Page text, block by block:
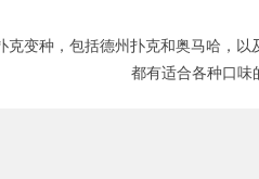
克变种，包括德州扑克和奥马哈，
都有适合各种口味